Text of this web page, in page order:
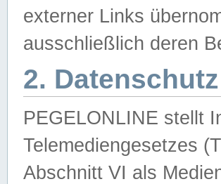
externer Links
ausschließlich deren
2. Datenschutz
PEGELONLINE stellt
Telemediengesetzes
Abschnitt VI als